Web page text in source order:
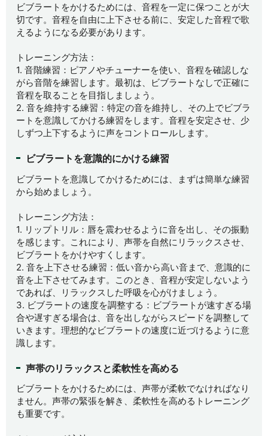
ビブラートをかけるためには、音程を一定に保つことが大
切です。音程を自由に上下させる前に、安定した音程で歌
えるようになる必要があります。
トレーニング方法：
1. 音階練習：ピアノやチューナーを使い、音程を確認しな
がら音階を練習します。最初は、ビブラートなしで正確に
音程を取ることを目指しましょう。
2. 音を維持する練習：特定の音を維持し、その上でビブラ
ートを意識してかける練習をします。音程を安定させ、少
しずつ上下するように声をコントロールします。
ビブラートを意識的にかける練習
ビブラートを意識してかけるためには、まずは簡単な練習
から始めましょう。
トレーニング方法：
1. リップトリル：唇を震わせるように音を出し、その振動
を感じます。これにより、声帯を自然にリラックスさせ、
ビブラートをかけやすくします。
2. 音を上下させる練習：低い音から高い音まで、意識的に
音を上下させてみます。このとき、音程が安定しないよう
であれば、リラックスした呼吸を心がけましょう。
3. ビブラートの速度を調整する：ビブラートが速すぎる場
合や遅すぎる場合は、音を出しながらスピードを調整して
いきます。理想的なビブラートの速度に近づけるように意
識します。
声帯のリラックスと柔軟性を高める
ビブラートをかけるためには、声帯が柔軟でなければなり
ません。声帯の緊張を解き、柔軟性を高めるトレーニング
も重要です。